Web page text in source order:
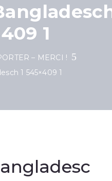
1
– MERCI !
1 545×409 1